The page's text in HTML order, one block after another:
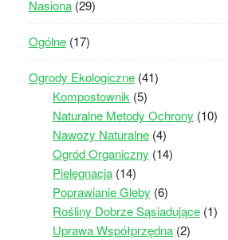
Nasiona(29)
Ogólne(17)
Ogrody Ekologiczne(41)
Kompostownik(5)
Naturalne Metody Ochrony (10)
Nawozy Naturalne(4)
Ogród Organiczny (14)
Pielęgnacja(14)
Poprawianie Gleby (6)
Rośliny Dobrze Sąsiadujące(1)
Uprawa Współprzędna(2)